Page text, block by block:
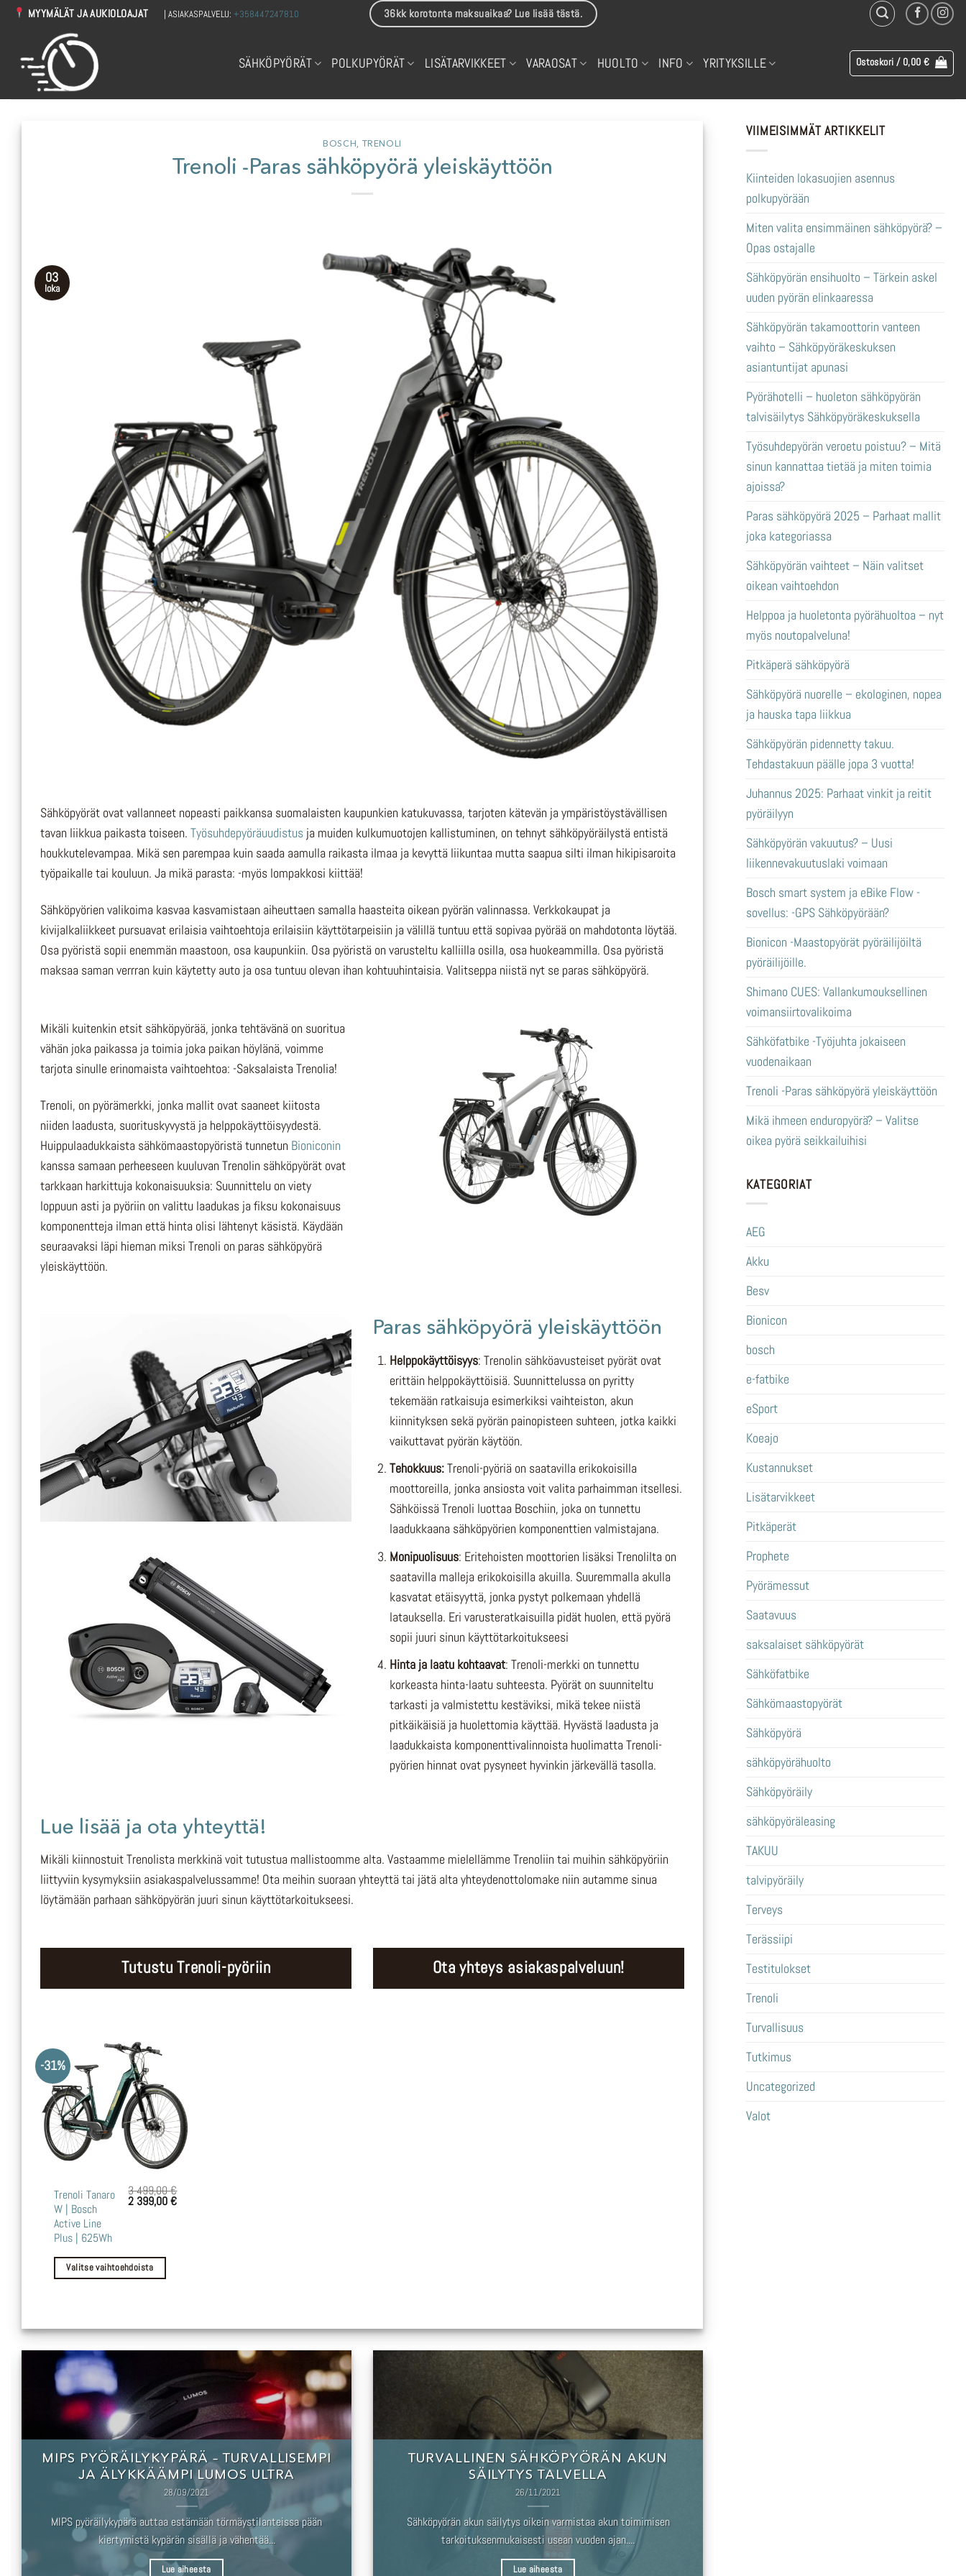
Skip
MYYMÄLÄT JA AUKIOLOAJAT | ASIAKASPALVELU:+358447247810 36kk korotonta maksuaikaa? Lue lisää tästä.
SÄHKÖPYÖRÄT POLKUPYÖRÄT LISÄTARVIKKEET VARAOSAT HUOLTO INFO YRITYKSILLE Ostoskori / 0,00 €
BOSCH, TRENOLI
Trenoli -Paras sähköpyörä yleiskäyttöön
03
loka
Sähköpyörät ovat vallanneet nopeasti paikkansa suomalaisten kaupunkien katukuvassa, tarjoten kätevän ja ympäristöystävällisen
tavan liikkua paikasta toiseen.Työsuhdepyöräuudistus ja muiden kulkumuotojen kallistuminen, on tehnyt sähköpyöräilystä entistä
houkkutelevampaa. Mikä sen parempaa kuin saada aamulla raikasta ilmaa ja kevyttä liikuntaa mutta saapua silti ilman hikipisaroita
työpaikalle tai kouluun. Ja mikä parasta: -myös lompakkosi kiittää!
Sähköpyörien valikoima kasvaa kasvamistaan aiheuttaen samalla haasteita oikean pyörän valinnassa. Verkkokaupat ja
kivijalkaliikkeet pursuavat erilaisia vaihtoehtoja erilaisiin käyttötarpeisiin ja välillä tuntuu että sopivaa pyörää on mahdotonta löytää.
Osa pyöristä sopii enemmän maastoon, osa kaupunkiin. Osa pyöristä on varusteltu kalliilla osilla, osa huokeammilla. Osa pyöristä
maksaa saman verrran kuin käytetty auto ja osa tuntuu olevan ihan kohtuuhintaisia. Valitseppa niistä nyt se paras sähköpyörä.
Mikäli kuitenkin etsit sähköpyörää, jonka tehtävänä on suoritua
vähän joka paikassa ja toimia joka paikan höylänä, voimme
tarjota sinulle erinomaista vaihtoehtoa: -Saksalaista Trenolia!
Trenoli, on pyörämerkki, jonka mallit ovat saaneet kiitosta
niiden laadusta, suorituskyvystä ja helppokäyttöisyydestä.
Huippulaadukkaista sähkömaastopyöristä tunnetun Bioniconin
kanssa samaan perheeseen kuuluvan Trenolin sähköpyörät ovat
tarkkaan harkittuja kokonaisuuksia: Suunnittelu on viety
loppuun asti ja pyöriin on valittu laadukas ja fiksu kokonaisuus
komponentteja ilman että hinta olisi lähtenyt käsistä. Käydään
seuraavaksi läpi hieman miksi Trenoli on paras sähköpyörä
yleiskäyttöön.
Paras sähköpyörä yleiskäyttöön
Helppokäyttöisyys: Trenolin sähköavusteiset pyörät ovat
erittäin helppokäyttöisiä. Suunnittelussa on pyritty
tekemään ratkaisuja esimerkiksi vaihteiston, akun
kiinnityksen sekä pyörän painopisteen suhteen, jotka kaikki
vaikuttavat pyörän käytöön.
Tehokkuus:Trenoli-pyöriä on saatavilla erikokoisilla
moottoreilla, jonka ansiosta voit valita parhaimman itsellesi.
Sähköissä Trenoli luottaa Boschiin, joka on tunnettu
laadukkaana sähköpyörien komponenttien valmistajana.
Monipuolisuus: Eritehoisten moottorien lisäksi Trenolilta on
saatavilla malleja erikokoisilla akuilla. Suuremmalla akulla
kasvatat etäisyyttä, jonka pystyt polkemaan yhdellä
latauksella. Eri varusteratkaisuilla pidät huolen, että pyörä
sopii juuri sinun käyttötarkoitukseesi
Hinta ja laatu kohtaavat: Trenoli-merkki on tunnettu
korkeasta hinta-laatu suhteesta. Pyörät on suunniteltu
tarkasti ja valmistettu kestäviksi, mikä tekee niistä
pitkäikäisiä ja huolettomia käyttää. Hyvästä laadusta ja
laadukkaista komponenttivalinnoista huolimatta Trenoli-
pyörien hinnat ovat pysyneet hyvinkin järkevällä tasolla.
Lue lisää ja ota yhteyttä!
Mikäli kiinnostuit Trenolista merkkinä voit tutustua mallistoomme alta. Vastaamme mielellämme Trenoliin tai muihin sähköpyöriin
liittyviin kysymyksiin asiakaspalvelussamme! Ota meihin suoraan yhteyttä tai jätä alta yhteydenottolomake niin autamme sinua
löytämään parhaan sähköpyörän juuri sinun käyttötarkoitukseesi.
Tutustu Trenoli-pyöriin Ota yhteys asiakaspalveluun!
-31%
Trenoli Tanaro
W | Bosch
Active Line
Plus | 625Wh
3 499,00€
Alkuperäinen
2 399,00€Nykyinen
Valitse vaihtoehdoista
Tällä
tuotteella
on
useampi
muunnelma.
Voit
tuotteen
sivulla.
MIPS PYÖRÄILYKYPÄRÄ – TURVALLISEMPI
JA ÄLYKKÄÄMPI LUMOS ULTRA
28/09/2021
MIPS pyöräilykypärä auttaa estämään törmäystilanteissa pään
kiertymistä kypärän sisällä ja vähentää...
Lue aiheesta
TURVALLINEN SÄHKÖPYÖRÄN AKUN
SÄILYTYS TALVELLA
26/11/2021
Sähköpyörän akun säilytys oikein varmistaa akun toimimisen
tarkoituksenmukaisesti usean vuoden ajan....
Lue aiheesta
VIIMEISIMMÄT ARTIKKELIT
Kiinteiden lokasuojien asennus
polkupyörään
Miten valita ensimmäinen sähköpyörä? –
Opas ostajalle
Sähköpyörän ensihuolto – Tärkein askel
uuden pyörän elinkaaressa
Sähköpyörän takamoottorin vanteen
vaihto – Sähköpyöräkeskuksen
asiantuntijat apunasi
Pyörähotelli – huoleton sähköpyörän
talvisäilytys Sähköpyöräkeskuksella
Työsuhdepyörän veroetu poistuu? – Mitä
sinun kannattaa tietää ja miten toimia
ajoissa?
Paras sähköpyörä 2025 – Parhaat mallit
joka kategoriassa
Sähköpyörän vaihteet – Näin valitset
oikean vaihtoehdon
Helppoa ja huoletonta pyörähuoltoa – nyt
myös noutopalveluna!
Pitkäperä sähköpyörä
Sähköpyörä nuorelle – ekologinen, nopea
ja hauska tapa liikkua
Sähköpyörän pidennetty takuu.
Tehdastakuun päälle jopa 3 vuotta!
Juhannus 2025: Parhaat vinkit ja reitit
pyöräilyyn
Sähköpyörän vakuutus? – Uusi
liikennevakuutuslaki voimaan
Bosch smart system ja eBike Flow -
sovellus: -GPS Sähköpyörään?
Bionicon -Maastopyörät pyöräilijöiltä
pyöräilijöille.
Shimano CUES: Vallankumouksellinen
voimansiirtovalikoima
Sähköfatbike -Työjuhta jokaiseen
vuodenaikaan
Trenoli -Paras sähköpyörä yleiskäyttöön
Mikä ihmeen enduropyörä? – Valitse
oikea pyörä seikkailuihisi
KATEGORIAT
AEG
Akku
Besv
Bionicon
bosch
e-fatbike
eSport
Koeajo
Kustannukset
Lisätarvikkeet
Pitkäperät
Prophete
Pyörämessut
Saatavuus
saksalaiset sähköpyörät
Sähköfatbike
Sähkömaastopyörät
Sähköpyörä
sähköpyörähuolto
Sähköpyöräily
sähköpyöräleasing
TAKUU
talvipyöräily
Terveys
Terässiipi
Testitulokset
Trenoli
Turvallisuus
Tutkimus
Uncategorized
Valot